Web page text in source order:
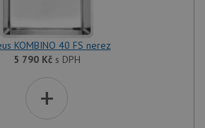
KOMBINO 40 FS nerez
5 790 Kčs DPH
+